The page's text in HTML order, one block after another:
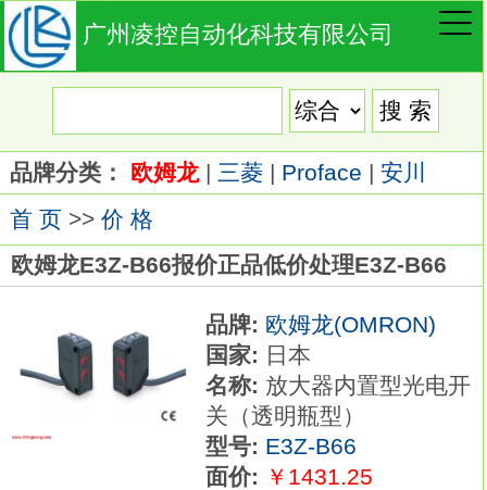
广州凌控自动化科技有限公司
品牌分类： 欧姆龙| 三菱| Proface | 安川
首 页>> 价 格
欧姆龙E3Z-B66报价正品低价处理E3Z-B66
品牌: 欧姆龙(OMRON)
国家: 日本
名称: 放大器内置型光电开
关（透明瓶型）
型号: E3Z-B66
面价: ￥1431.25